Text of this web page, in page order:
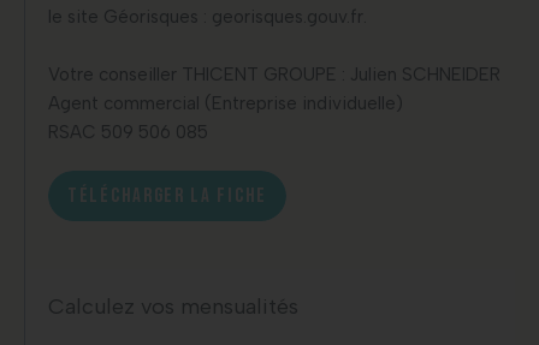
le site Géorisques : georisques.gouv.fr.
Votre conseiller THICENT GROUPE : Julien SCHNEIDER
Agent commercial (Entreprise individuelle)
RSAC 509 506 085
TÉLÉCHARGER LA FICHE
Calculez vos mensualités